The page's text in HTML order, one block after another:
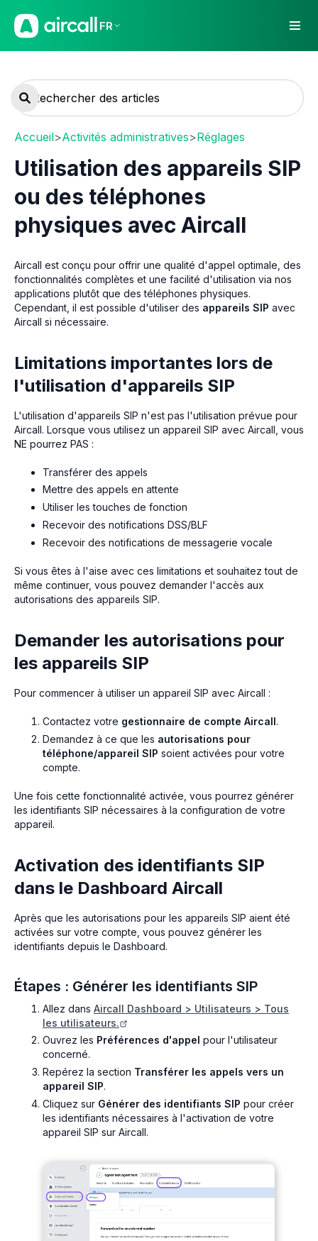
FR
Accueil>Activités administratives>Réglages
Utilisation des appareils SIP
ou des téléphones
physiques avec Aircall
Aircall est conçu pour offrir une qualité d'appel optimale, des
fonctionnalités complètes et une facilité d'utilisation via nos
applications plutôt que des téléphones physiques.
Cependant, il est possible d'utiliser des appareils SIP avec
Aircall si nécessaire.
Limitations importantes lors de
l'utilisation d'appareils SIP
L'utilisation d'appareils SIP n'est pas l'utilisation prévue pour
Aircall. Lorsque vous utilisez un appareil SIP avec Aircall, vous
NE pourrez PAS :
Transférer des appels
Mettre des appels en attente
Utiliser les touches de fonction
Recevoir des notifications DSS/BLF
Recevoir des notifications de messagerie vocale
Si vous êtes à l'aise avec ces limitations et souhaitez tout de
même continuer, vous pouvez demander l'accès aux
autorisations des appareils SIP.
Demander les autorisations pour
les appareils SIP
Pour commencer à utiliser un appareil SIP avec Aircall :
Contactez votre gestionnaire de compte Aircall.
Demandez à ce que les autorisations pour
téléphone/appareil SIP soient activées pour votre
compte.
Une fois cette fonctionnalité activée, vous pourrez générer
les identifiants SIP nécessaires à la configuration de votre
appareil.
Activation des identifiants SIP
dans le Dashboard Aircall
Après que les autorisations pour les appareils SIP aient été
activées sur votre compte, vous pouvez générer les
identifiants depuis le Dashboard.
Étapes : Générer les identifiants SIP
Allez dans Aircall Dashboard > Utilisateurs > Tous
les utilisateurs.
Ouvrez les Préférences d'appel pour l'utilisateur
concerné.
Repérez la section Transférer les appels vers un
appareil SIP.
Cliquez sur Générer des identifiants SIP pour créer
les identifiants nécessaires à l'activation de votre
appareil SIP sur Aircall.